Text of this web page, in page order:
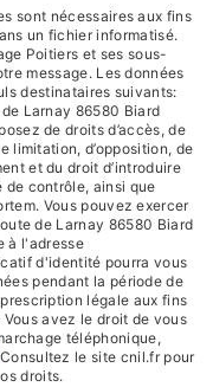
sont nécessaires aux fins
un fichier informatisé.
Poitiers et ses sous-
message. Les données
destinataires suivants:
Larnay 86580 Biard
de droits d’accès, de
limitation, d’opposition, de
et du droit d’introduire
de contrôle, ainsi que
Vous pouvez exercer
de Larnay 86580 Biard
à l'adresse
d'identité pourra vous
pendant la période de
légale aux fins
avez le droit de vous
téléphonique,
le site cnil.fr pour
droits.